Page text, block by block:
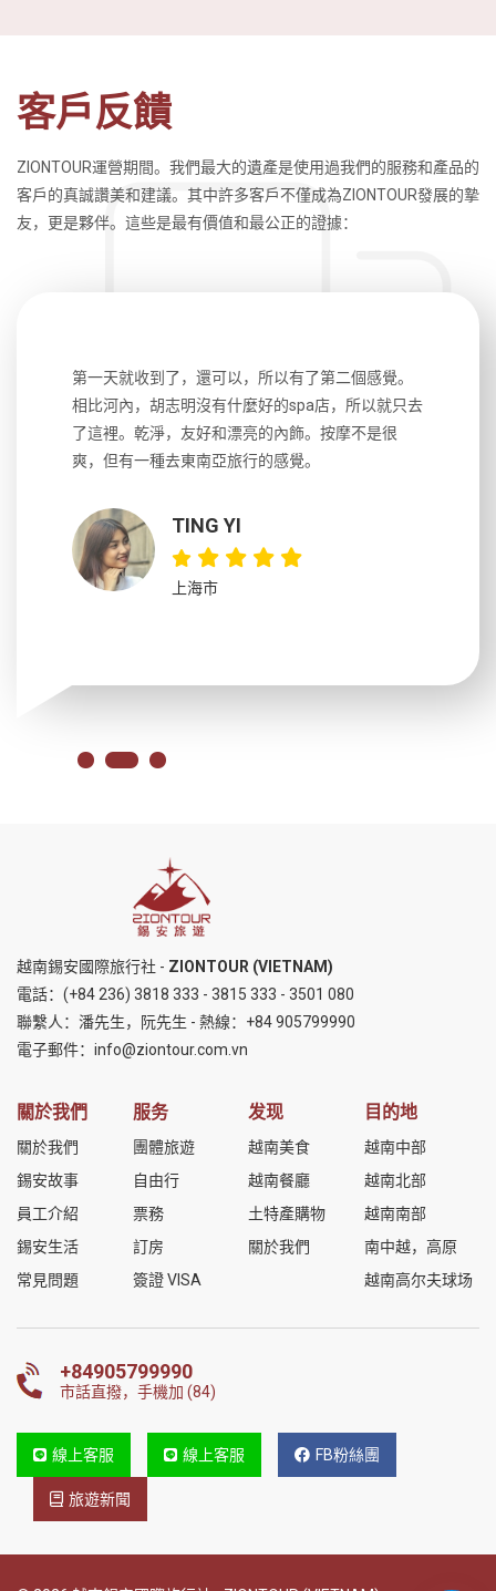
客戶反饋
ZIONTOUR運營期間。我們最大的遺產是使用過我們的服務和產品的
客戶的真誠讚美和建議。其中許多客戶不僅成為ZIONTOUR發展的摯
友，更是夥伴。這些是最有價值和最公正的證據：
第一天就收到了，還可以，所以有了第二個感覺。
相比河內，胡志明沒有什麼好的spa店，所以就只去
了這裡。乾淨，友好和漂亮的內飾。按摩不是很
爽，但有一種去東南亞旅行的感覺。
TING YI
上海市
越南錫安國際旅行社 - ZIONTOUR (VIETNAM)
電話： (+84 236) 3818 333 - 3815 333 - 3501 080
聯繫人：潘先生，阮先生 - 熱線： +84 905799990
電子郵件： info@ziontour.com.vn
關於我們
關於我們
錫安故事
員工介紹
錫安生活
常見問題
服务
團體旅遊
自由行
票務
訂房
簽證 VISA
发现
越南美食
越南餐廳
土特產購物
關於我們
目的地
越南中部
越南北部
越南南部
南中越，高原
越南高尔夫球场
+84905799990
市話直撥，手機加 (84)
線上客服 線上客服 FB粉絲團
旅遊新聞